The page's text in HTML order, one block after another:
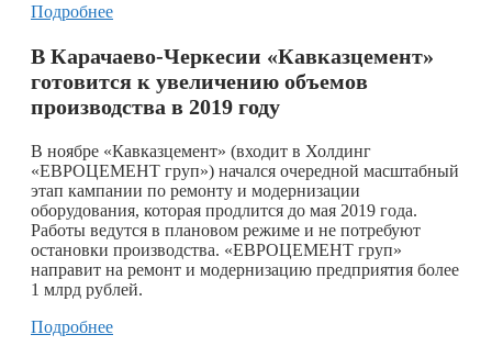
Подробнее
В Карачаево-Черкесии «Кавказцемент»
готовится к увеличению объемов
производства в 2019 году
В ноябре «Кавказцемент» (входит в Холдинг
«ЕВРОЦЕМЕНТ груп») начался очередной масштабный
этап кампании по ремонту и модернизации
оборудования, которая продлится до мая 2019 года.
Работы ведутся в плановом режиме и не потребуют
остановки производства. «ЕВРОЦЕМЕНТ груп»
направит на ремонт и модернизацию предприятия более
1 млрд рублей.
Подробнее